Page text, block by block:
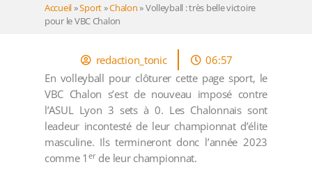
Accueil»Sport»Chalon»Volleyball : très belle victoire
pour le VBC Chalon
redaction_tonic
06:57
En volleyball pour clôturer cette page sport, le
VBC Chalon s’est de nouveau imposé contre
l’ASUL Lyon 3 sets à 0. Les Chalonnais sont
leadeur incontesté de leur championnat d’élite
masculine. Ils termineront donc l’année 2023
comme 1erde leur championnat.